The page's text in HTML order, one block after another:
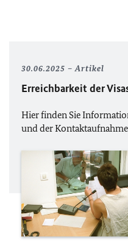
30.06.2025 Artikel
Erreichbarkeit der
Hier finden Sie
und der